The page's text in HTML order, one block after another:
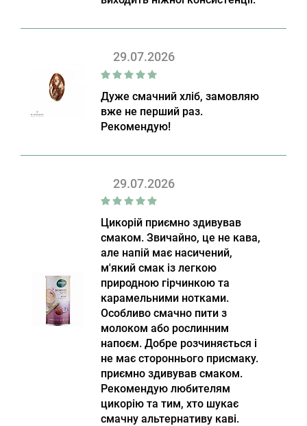
29.07.2026
Дуже смачний хліб, замовляю
вже не перший раз.
Рекомендую!
29.07.2026
Цикорій приємно здивував
смаком. Звичайно, це не кава,
але напій має насичений,
м'який смак із легкою
природною гірчинкою та
карамельними нотками.
Особливо смачно пити з
молоком або рослинним
напоєм. Добре розчиняється і
не має стороннього присмаку.
приємно здивував смаком.
Рекомендую любителям
цикорію та тим, хто шукає
смачну альтернативу каві.